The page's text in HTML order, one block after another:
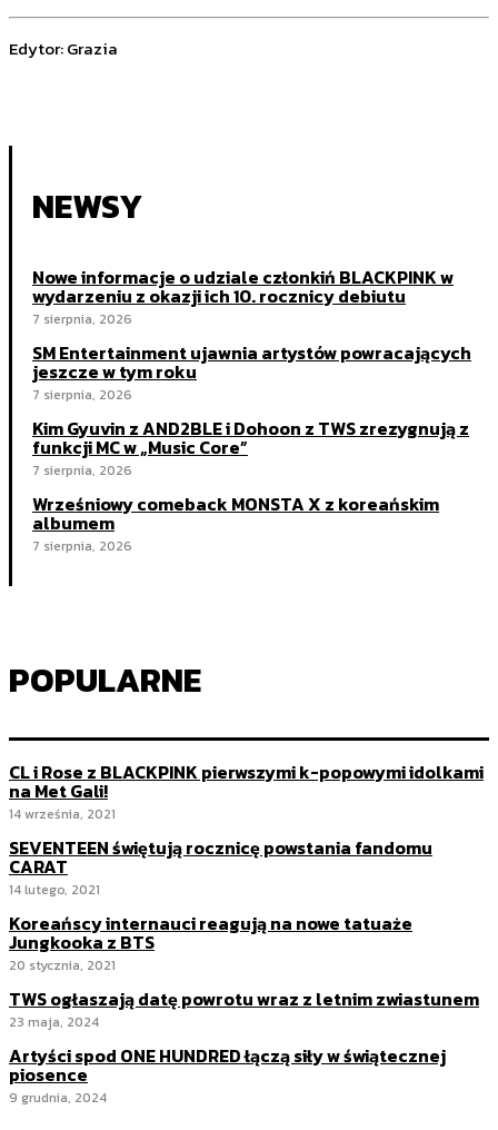
Edytor: Grazia
NEWSY
Nowe informacje o udziale członkiń BLACKPINK w
wydarzeniu z okazji ich 10. rocznicy debiutu
7 sierpnia, 2026
SM Entertainment ujawnia artystów powracających
jeszcze w tym roku
7 sierpnia, 2026
Kim Gyuvin z AND2BLE i Dohoon z TWS zrezygnują z
funkcji MC w „Music Core”
7 sierpnia, 2026
Wrześniowy comeback MONSTA X z koreańskim
albumem
7 sierpnia, 2026
POPULARNE
CL i Rose z BLACKPINK pierwszymi k-popowymi idolkami
na Met Gali!
14 września, 2021
SEVENTEEN świętują rocznicę powstania fandomu
CARAT
14 lutego, 2021
Koreańscy internauci reagują na nowe tatuaże
Jungkooka z BTS
20 stycznia, 2021
TWS ogłaszają datę powrotu wraz z letnim zwiastunem
23 maja, 2024
Artyści spod ONE HUNDRED łączą siły w świątecznej
piosence
9 grudnia, 2024